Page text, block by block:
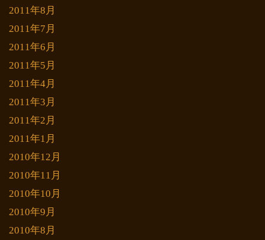
2011年8月
2011年7月
2011年6月
2011年5月
2011年4月
2011年3月
2011年2月
2011年1月
2010年12月
2010年11月
2010年10月
2010年9月
2010年8月